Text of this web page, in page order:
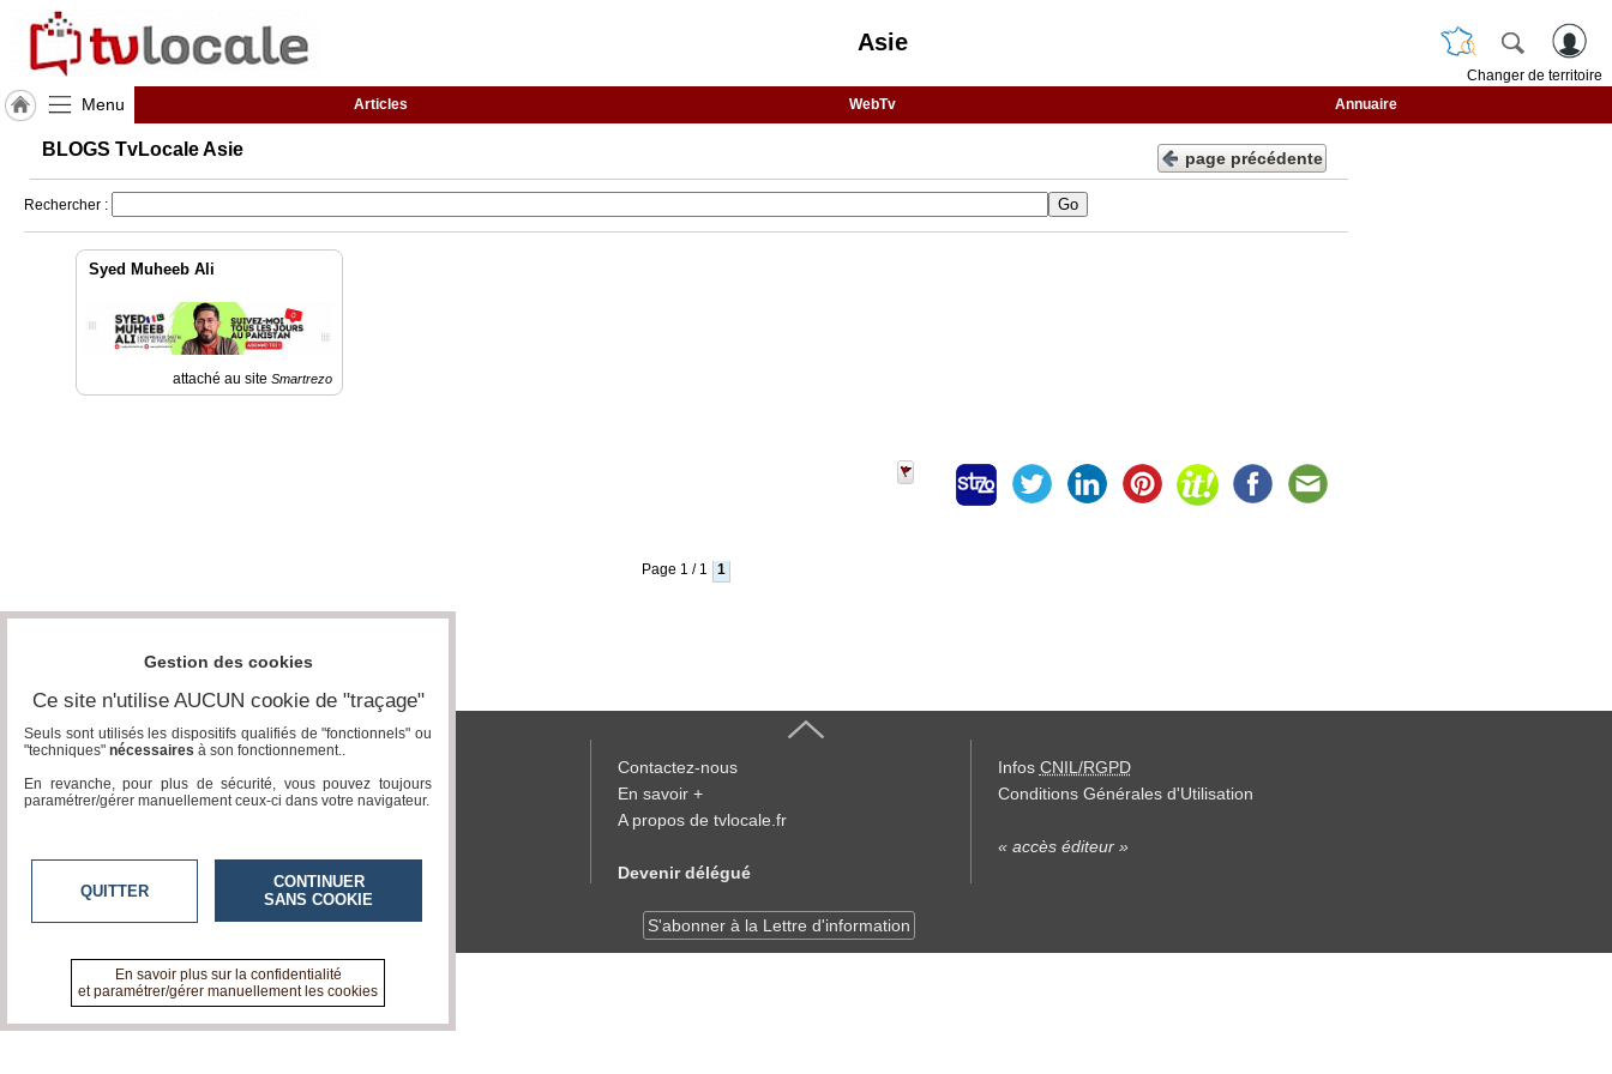
Asie
Changer de territoire
Menu Articles WebTv Annuaire
J'adhère
Hulcoq
Médias
Blogs
Inscription
annuaire
pro
BLOGS TvLocale Asie page précédente
Rechercher :
Syed Muheeb Ali
attaché au site Smartrezo
Page 1 / 1 1
tvlocale.fr
Contactez-nous
En savoir +
A propos de tvlocale.fr
Devenir délégué
S'abonner à la Lettre d'information
Infos CNIL/RGPD
Conditions Générales d'Utilisation
« accès éditeur »
Gestion des cookies
Ce site n'utilise AUCUN cookie de "traçage"
Seuls sont utilisés les dispositifs qualifiés de "fonctionnels" ou
"techniques" nécessaires à son fonctionnement..
En revanche, pour plus de sécurité, vous pouvez toujours
paramétrer/gérer manuellement ceux-ci dans votre navigateur.
QUITTER
CONTINUER
SANS COOKIE
En savoir plus sur la confidentialité
et paramétrer/gérer manuellement les cookies